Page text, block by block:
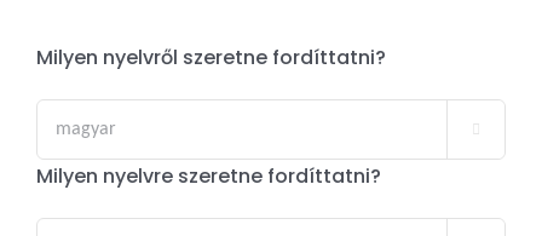
Milyen nyelvről szeretne fordíttatni?

Milyen nyelvre szeretne fordíttatni?